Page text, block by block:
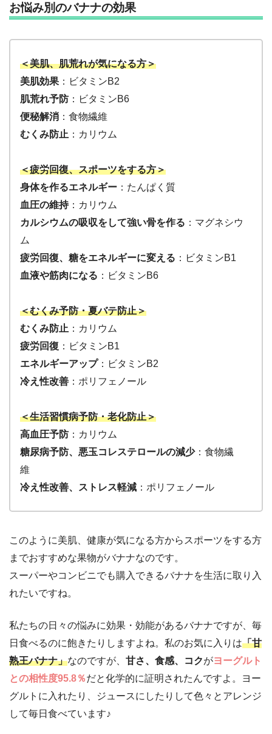
お悩み別のバナナの効果
＜美肌、肌荒れが気になる方＞
美肌効果 ：ビタミンB2
肌荒れ予防：ビタミンB6
便秘解消 ：食物繊維
むくみ防止 ：カリウム
＜疲労回復、スポーツをする方＞
身体を作るエネルギー ：たんぱく質
血圧の維持：カリウム
カルシウムの吸収をして強い骨を作る ：マグネシウ
ム
疲労回復、糖をエネルギーに変える ：ビタミンB1
血液や筋肉になる ：ビタミンB6
＜むくみ予防・夏バテ防止＞
むくみ防止 ：カリウム
疲労回復 ：ビタミンB1
エネルギーアップ：ビタミンB2
冷え性改善 ：ポリフェノール
＜生活習慣病予防・老化防止＞
高血圧予防：カリウム
糖尿病予防、悪玉コレステロールの減少：食物繊
維
冷え性改善、ストレス軽減 ：ポリフェノール
このように美肌、健康が気になる方からスポーツをする方
までおすすめな果物がバナナなのです。
スーパーやコンビニでも購入できるバナナを生活に取り入
れたいですね。
私たちの日々の悩みに効果・効能があるバナナですが、毎
日食べるのに飽きたりしますよね。私のお気に入りは「甘
熟王バナナ」なのですが、 甘さ、食感、コクがヨーグルト
との相性度95.8％だと化学的に証明されたんですよ。ヨー
グルトに入れたり、ジュースにしたりして色々とアレンジ
して毎日食べています♪